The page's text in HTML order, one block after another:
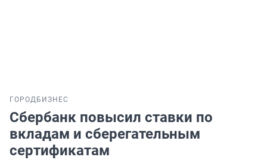
ГОРОД БИЗНЕС
Сбербанк повысил ставки по
вкладам и сберегательным
сертификатам